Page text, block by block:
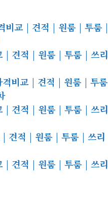
비교 | 견적 | 원룸 | 투룸 |
| 견적 | 원룸 | 투룸 | 쓰리
격비교 | 견적 | 원룸 | 투룸
| 견적 | 원룸 | 투룸 | 쓰리
| 견적 | 원룸 | 투룸 | 쓰리
| 견적 | 원룸 | 투룸 | 쓰리